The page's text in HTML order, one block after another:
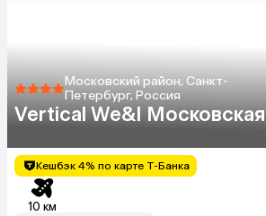
Московский район, Санкт-
Петербург, Россия
Vertical We&I Московская
Кешбэк 4% по карте Т-Банка
10 км